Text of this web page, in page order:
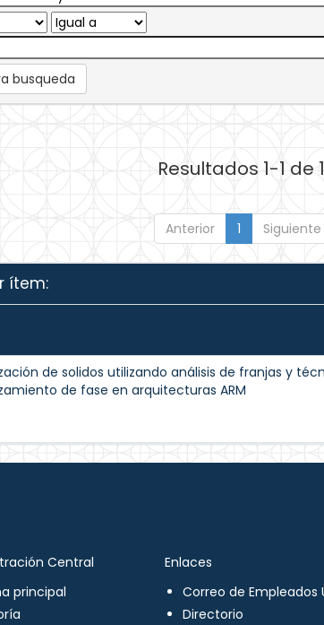
busqueda
Resultados 1-1 de
Anterior 1 Siguiente
ítem:
de solidos utilizando análisis de franjas y
de fase en arquitecturas ARM
Central
principal
Enlaces
Correo de Empleados
Directorio